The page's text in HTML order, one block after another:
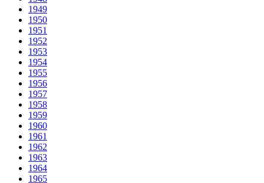
1949
1950
1951
1952
1953
1954
1955
1956
1957
1958
1959
1960
1961
1962
1963
1964
1965